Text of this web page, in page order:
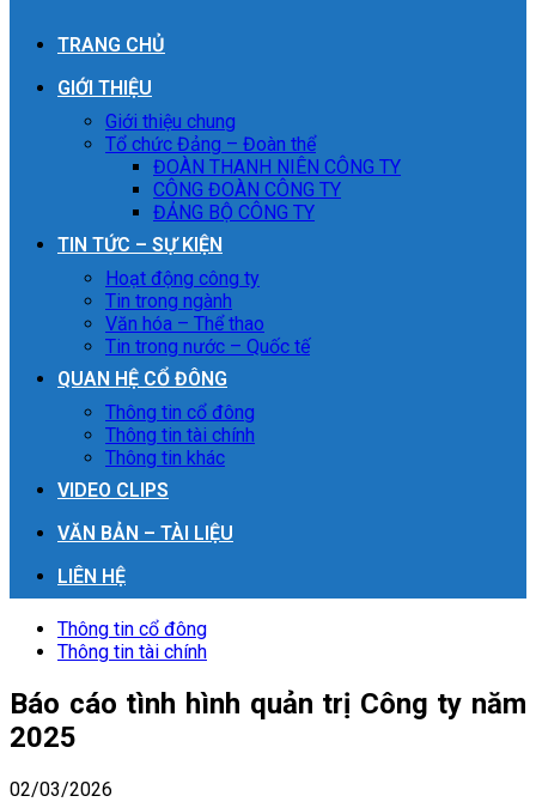
TRANG CHỦ
GIỚI THIỆU
Giới thiệu chung
Tổ chức Đảng – Đoàn thể
ĐOÀN THANH NIÊN CÔNG TY
CÔNG ĐOÀN CÔNG TY
ĐẢNG BỘ CÔNG TY
TIN TỨC – SỰ KIỆN
Hoạt động công ty
Tin trong ngành
Văn hóa – Thể thao
Tin trong nước – Quốc tế
QUAN HỆ CỔ ĐÔNG
Thông tin cổ đông
Thông tin tài chính
Thông tin khác
VIDEO CLIPS
VĂN BẢN – TÀI LIỆU
LIÊN HỆ
Thông tin cổ đông
Thông tin tài chính
Báo cáo tình hình quản trị Công ty năm
2025
02/03/2026